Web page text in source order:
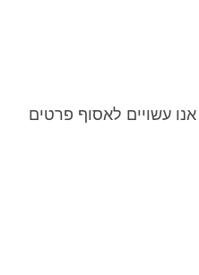
עשויים לאסוף פרטים